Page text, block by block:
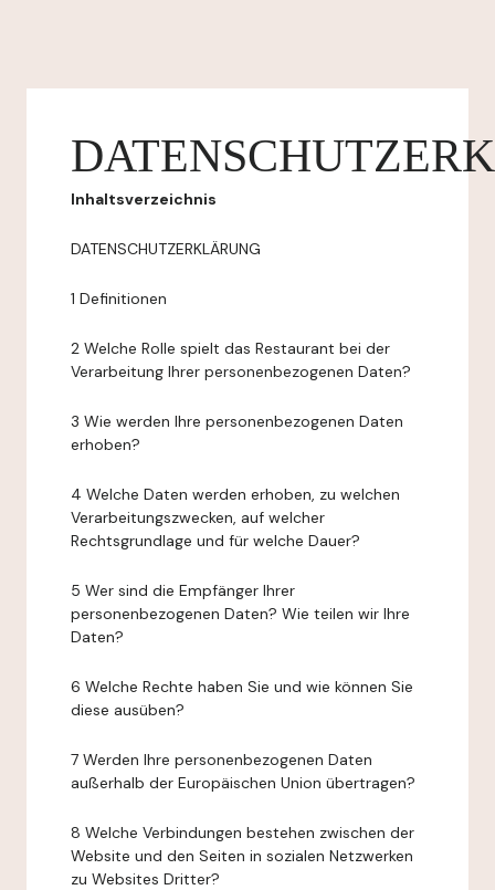
Inhaltsverzeichnis
DATENSCHUTZERKLÄRUNG
1 Definitionen
2 Welche Rolle spielt das Restaurant bei der
Verarbeitung Ihrer personenbezogenen Daten?
3 Wie werden Ihre personenbezogenen Daten
erhoben?
4 Welche Daten werden erhoben, zu welchen
Verarbeitungszwecken, auf welcher
Rechtsgrundlage und für welche Dauer?
5 Wer sind die Empfänger Ihrer
personenbezogenen Daten? Wie teilen wir Ihre
Daten?
6 Welche Rechte haben Sie und wie können Sie
diese ausüben?
7 Werden Ihre personenbezogenen Daten
außerhalb der Europäischen Union übertragen?
8 Welche Verbindungen bestehen zwischen der
Website und den Seiten in sozialen Netzwerken
zu Websites Dritter?